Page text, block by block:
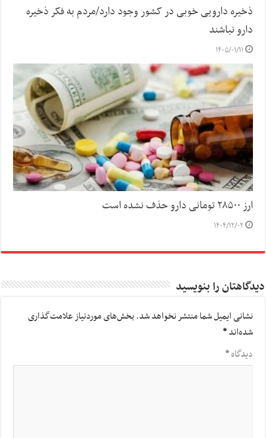
ذخیره دارویی خوبی در کشور وجود دارد/مردم به فکر ذخیره
دارو نباشند
۱۴۰۵/۰۱/۱۱
ارز ۲۸۵۰۰ تومانی دارو حذف نشده است
۱۴۰۴/۱۲/۰۲
دیدگاهتان را بنویسید
نشانی ایمیل شما منتشر نخواهد شد.بخش‌های موردنیاز علامت‌گذاری
شده‌اند*
دیدگاه*